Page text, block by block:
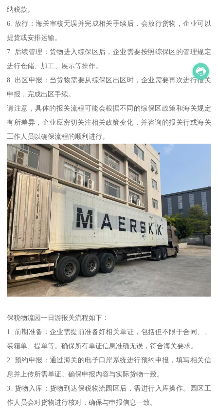
纳税款。
6. 放行：海关审核无误并完成相关手续后，会放行货物，企业可以
提货或安排运输。
7. 后续管理：货物进入综保区后，企业需要按照综保区的管理规定
进行仓储、加工、展示等操作。
8. 出区申报：当货物需要从综保区出区时，企业需要再次进行报关
申报，完成出区手续。
请注意，具体的报关流程可能会根据不同的综保区政策和海关规定
有所差异，企业应密切关注相关政策变化，并咨询的报关行或海关
工作人员以确保流程的顺利进行。
保税物流园一日游报关流程如下：
1. 前期准备：企业需提前准备好相关单证，包括但不限于合同、、
装箱单、提单等。确保所有单证信息准确无误，符合海关要求。
2. 预约申报：通过海关的电子口岸系统进行预约申报，填写相关信
息并上传所需单证。确保申报内容与实际货物一致。
3. 货物入库：货物到达保税物流园区后，需进行入库操作。园区工
作人员会对货物进行核对，确保与申报信息一致。